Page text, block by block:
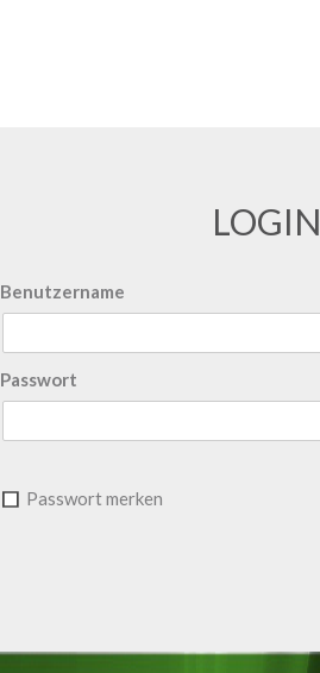
LOGIN
Benutzername
Passwort
Passwort merken